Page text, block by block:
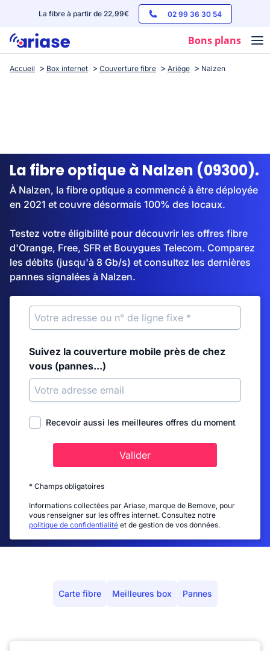
La fibre à partir de 22,99€ 02 99 36 30 54
Bons plans
Box internet
Streaming
Accueil Box internet Couverture fibre Ariège Nalzen
La fibre optique à Nalzen (09300).
À Nalzen, la fibre optique a commencé à être déployée
en 2021 et couvre désormais 100% des locaux.
Testez votre éligibilité pour découvrir les offres fibre
d'Orange, Free, SFR et Bouygues Telecom. Comparez
les débits (jusqu'à 8 Gb/s) et consultez les dernières
pannes signalées à Nalzen.
Suivez la couverture mobile près de chez
vous (pannes...)
Recevoir aussi les meilleures offres du moment
Valider
* Champs obligatoires
Informations collectées par Ariase, marque de Bemove, pour
vous renseigner sur les offres internet. Consultez notre
politique de confidentialité et de gestion de vos données.
Carte fibre Meilleures box Pannes